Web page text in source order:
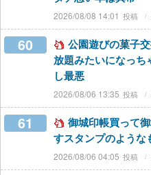
2026/08/08 14:01
60
公園遊びの菓子
放題みたいになっち
し最悪
2026/08/06 13:35
61
御城印帳買って
すスタンプのような
2026/08/06 04:05